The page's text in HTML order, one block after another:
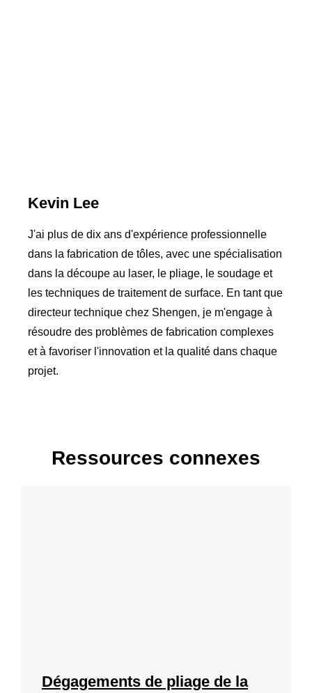
Kevin Lee
J'ai plus de dix ans d'expérience professionnelle
dans la fabrication de tôles, avec une spécialisation
dans la découpe au laser, le pliage, le soudage et
les techniques de traitement de surface. En tant que
directeur technique chez Shengen, je m'engage à
résoudre des problèmes de fabrication complexes
et à favoriser l'innovation et la qualité dans chaque
projet.
Ressources connexes
Dégagements de pliage de la